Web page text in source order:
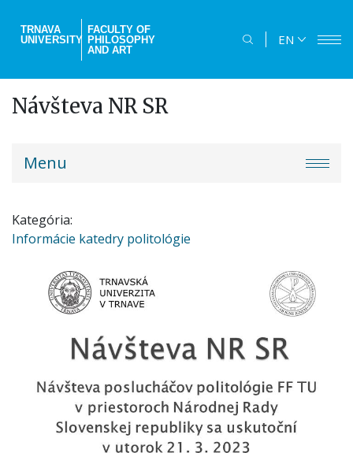
main
TRNAVA
UNIVERSITY
FACULTY OF
PHILOSOPHY
AND ART
EN
Návšteva NR SR
truni-
Menu
Kategória
Informácie katedry politológie